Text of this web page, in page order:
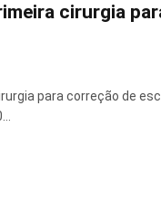
cirurgia
para correção de